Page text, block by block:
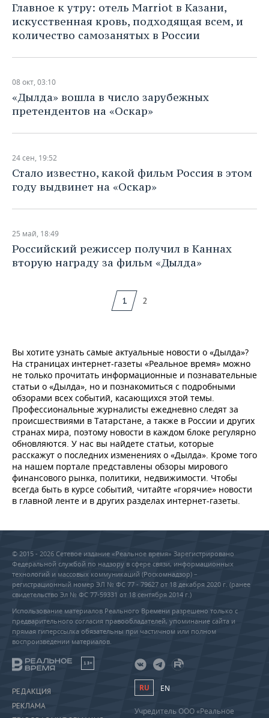
Главное к утру: отель Marriot в Казани,
искусственная кровь, подходящая всем, и
количество самозанятых в России
08 окт, 03:10
«Дылда» вошла в число зарубежных
претендентов на «Оскар»
24 сен, 19:52
Стало известно, какой фильм Россия в этом
году выдвинет на «Оскар»
25 май, 18:49
Российский режиссер получил в Каннах
вторую награду за фильм «Дылда»
1 2
Вы хотите узнать самые актуальные новости о «Дылда»?
На страницах интернет-газеты «Реальное время» можно
не только прочитать информационные и познавательные
статьи о «Дылда», но и познакомиться с подробными
обзорами всех событий, касающихся этой темы.
Профессиональные журналисты ежедневно следят за
происшествиями в Татарстане, а также в России и других
странах мира, поэтому новости в каждом блоке регулярно
обновляются. У нас вы найдете статьи, которые
расскажут о последних изменениях о «Дылда». Кроме того
на нашем портале представлены обзоры мирового
финансового рынка, политики, недвижимости. Чтобы
всегда быть в курсе событий, читайте «горячие» новости
в главной ленте и в других разделах интернет-газеты.
© 2015 - 2026 Сетевое издание «Реальное время» Зарегистрировано
Федеральной службой по надзору в сфере связи, информационных
технологий и массовых коммуникаций (Роскомнадзор) –
регистрационный номер ЭЛ № ФС 77 - 79627 от 18 декабря 2020 г. (ранее
свидетельство Эл № ФС 77-59331 от 18 сентября 2014 г.)
Использование материалов Реального Времени разрешено только с
предварительного согласия правообладателей, упоминание сайта и
прямая гиперссылка обязательны при частичном или полном
воспроизведении материалов.
18+
РЕДАКЦИЯ
РЕКЛАМА
RU EN
Учредитель ООО «Реальное